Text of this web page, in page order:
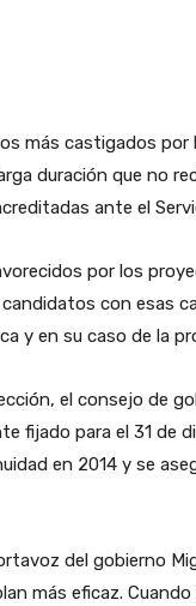
más castigados
duración que no
ante el
por los
con esas
y en su caso de la
el consejo de
fijado para el 31 de
en 2014 y se
del gobierno
más eficaz.